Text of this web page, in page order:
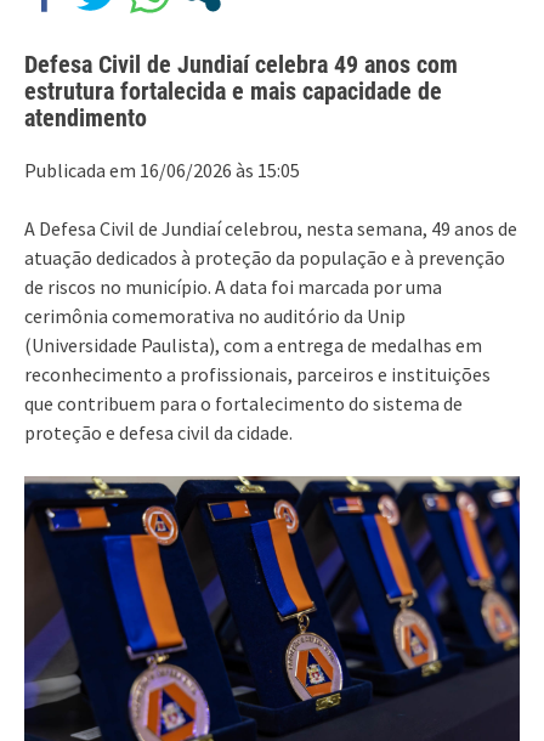
Defesa Civil de Jundiaí celebra 49 anos com
estrutura fortalecida e mais capacidade de
atendimento
Publicada em 16/06/2026 às 15:05
A Defesa Civil de Jundiaí celebrou, nesta semana, 49 anos de
atuação dedicados à proteção da população e à prevenção
de riscos no município. A data foi marcada por uma
cerimônia comemorativa no auditório da Unip
(Universidade Paulista), com a entrega de medalhas em
reconhecimento a profissionais, parceiros e instituições
que contribuem para o fortalecimento do sistema de
proteção e defesa civil da cidade.